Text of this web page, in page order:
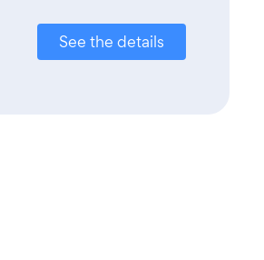
See the details